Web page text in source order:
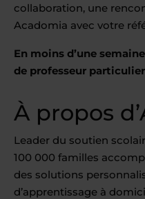
collaboration, une
Acadomia avec votre
En moins d’une
de professeur
À propos
Leader du soutien
100 000 familles
des solutions
d’apprentissage à